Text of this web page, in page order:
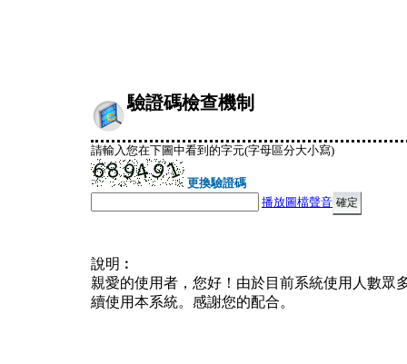
驗證碼檢查機制
請輸入您在下圖中看到的字元(字母區分大小寫)
更換驗證碼
播放圖檔聲音
說明︰
親愛的使用者，您好！由於目前系統使用人數眾
續使用本系統。感謝您的配合。